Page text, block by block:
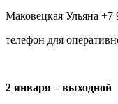
Маковецкая Ульяна +7
телефон для
2 января – выходной